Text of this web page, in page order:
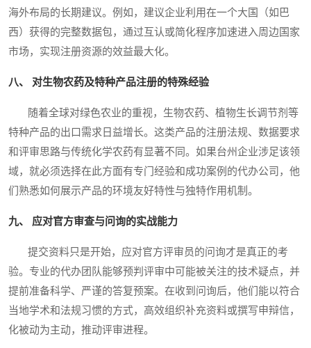
海外布局的长期建议。例如，建议企业利用在一个大国（如巴
西）获得的完整数据包，通过互认或简化程序加速进入周边国家
市场，实现注册资源的效益最大化。
八、 对生物农药及特种产品注册的特殊经验
随着全球对绿色农业的重视，生物农药、植物生长调节剂等
特种产品的出口需求日益增长。这类产品的注册法规、数据要求
和评审思路与传统化学农药有显著不同。如果台州企业涉足该领
域，就必须选择在此方面有专门经验和成功案例的代办公司，他
们熟悉如何展示产品的环境友好特性与独特作用机制。
九、 应对官方审查与问询的实战能力
提交资料只是开始，应对官方评审员的问询才是真正的考
验。专业的代办团队能够预判评审中可能被关注的技术疑点，并
提前准备科学、严谨的答复预案。在收到问询后，他们能以符合
当地学术和法规习惯的方式，高效组织补充资料或撰写申辩信，
化被动为主动，推动评审进程。